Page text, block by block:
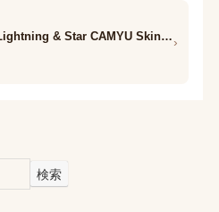
Lightning & Star Lightning & Star CAMYU Skin Repairing Oil GRACE ›
検索